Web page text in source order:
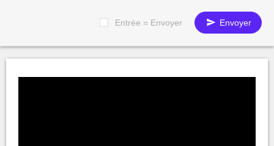
Entrée = Envoyer Envoyer